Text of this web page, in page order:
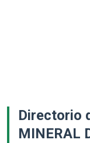
Directorio
MINERAL